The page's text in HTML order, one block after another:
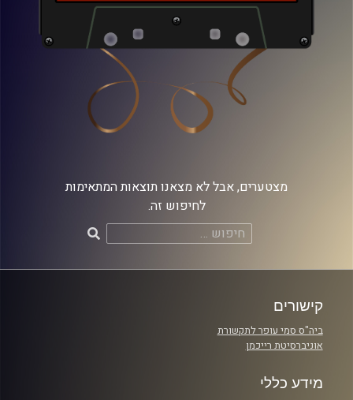
מצטערים, אבל לא מצאנו תוצאות המתאימות
לחיפוש זה.
חיפוש:
קישורים
ביה"ס סמי עופר לתקשורת
אוניברסיטת רייכמן
מידע כללי